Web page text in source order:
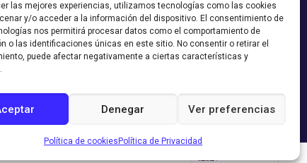
las mejores experiencias, utilizamos tecnologías como las cookies
y/o acceder a la información del dispositivo. El consentimiento de
nos permitirá procesar datos como el comportamiento de
o las identificaciones únicas en este sitio. No consentir o retirar el
puede afectar negativamente a ciertas características y
Denegar Ver preferencias
Política de cookies Política de Privacidad
en Facebook, Instagram y Google Adwords. Desarrollamos
concesionarios, automotoras, entre otras. Nuestras páginas
de Manejo de Redes Sociales. Te invitamos a conocer todos